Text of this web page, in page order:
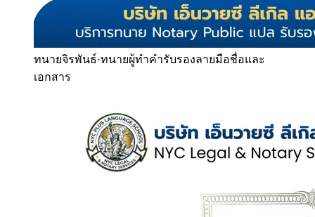
ทนายจิรพันธ์·ทนายผู้ทำคำรับรองลายมือชื่อและ
เอกสาร